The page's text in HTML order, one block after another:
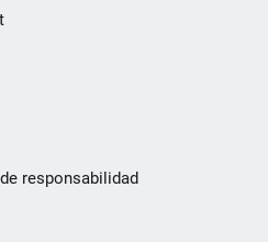
responsabilidad